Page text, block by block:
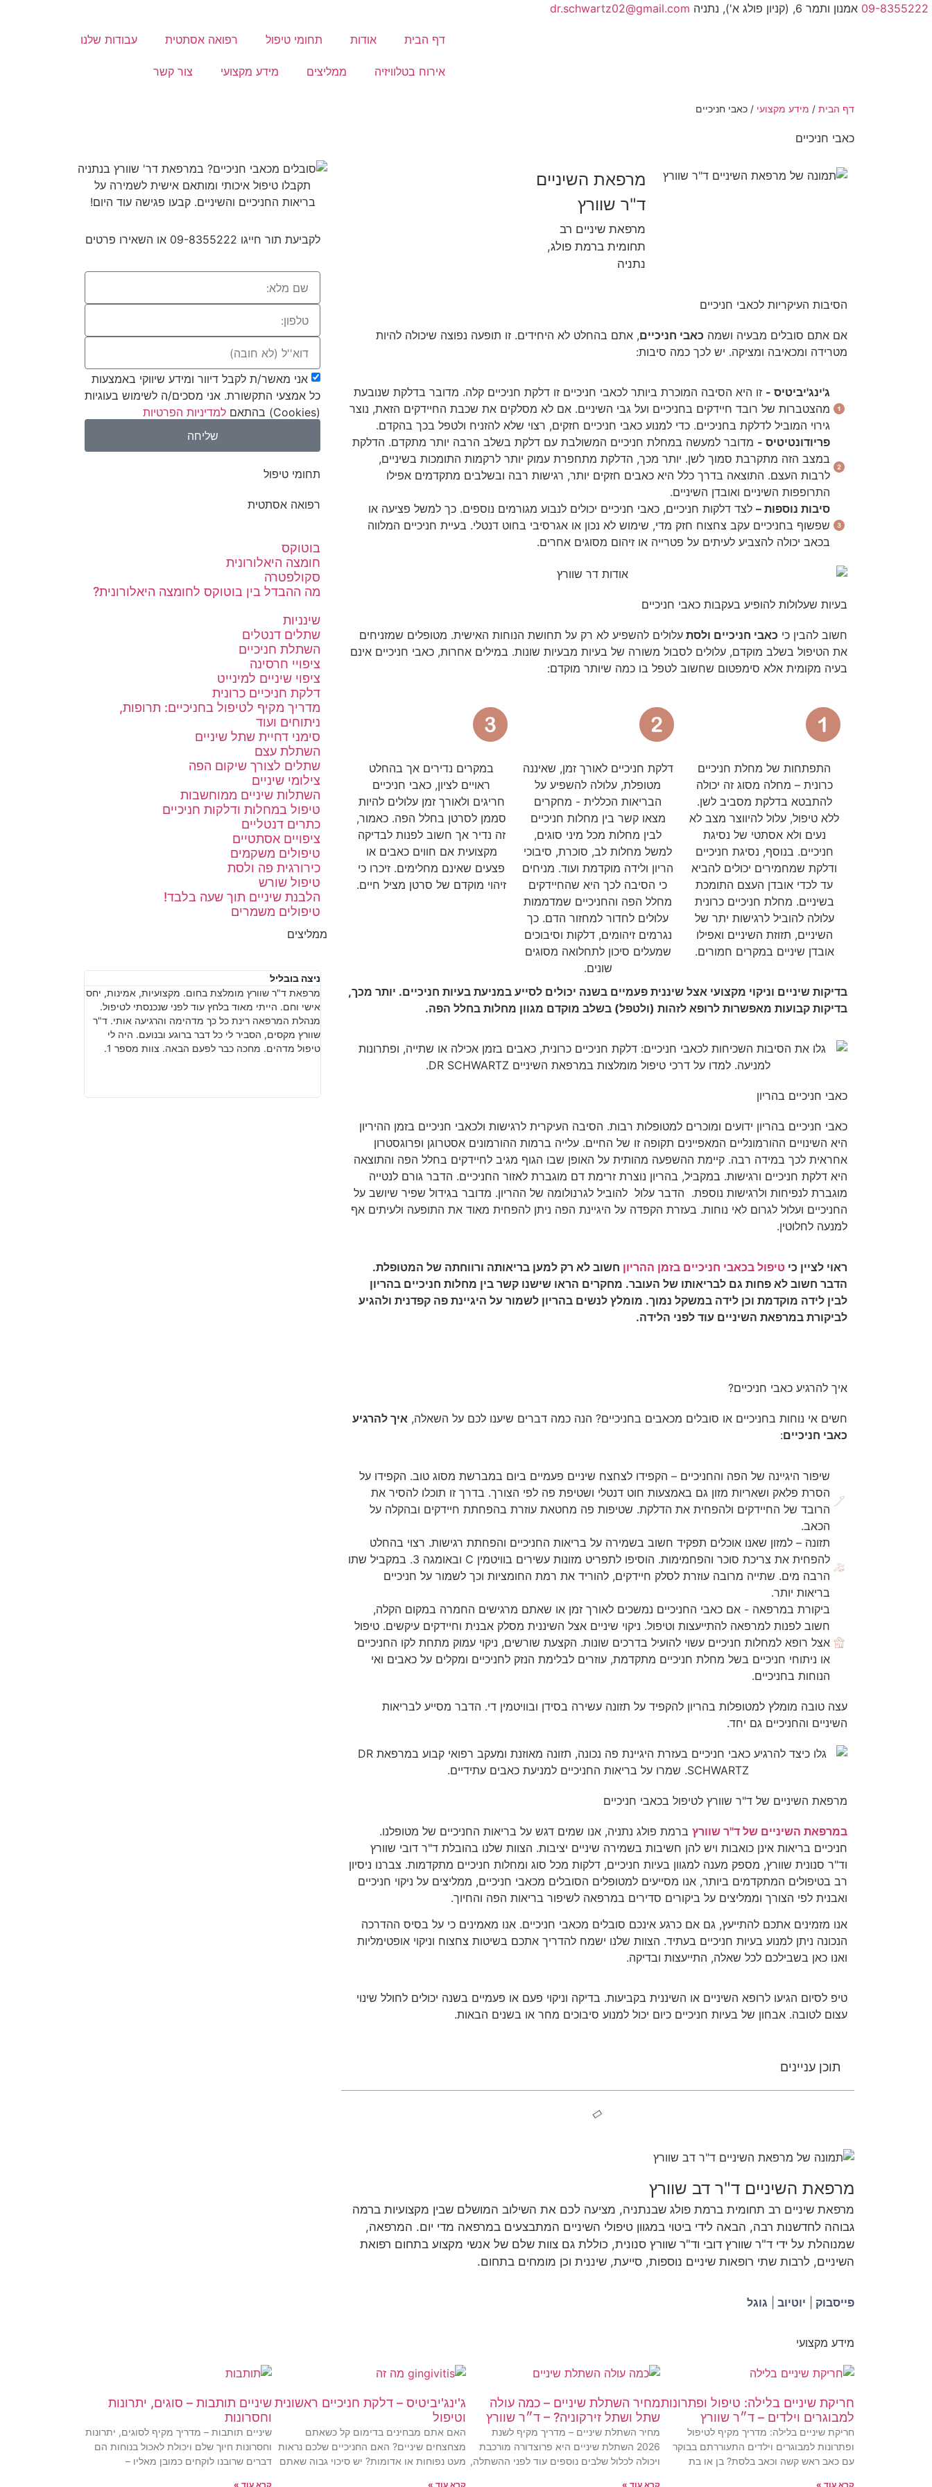
09-8355222 אמנון ותמר 6, (קניון פולג א'), נתניה dr.schwartz02@gmail.com
דף הבית אודות תחומי טיפול רפואה אסתטית עבודות שלנו
אירוח בטלוויזיה ממליצים מידע מקצועי צור קשר
דף הבית / מידע מקצועי / כאבי חניכיים
כאבי חניכיים
מרפאת השיניים
ד"ר שוורץ
מרפאת שיניים רב
תחומית ברמת פולג,
נתניה
הסיבות העיקריות לכאבי חניכיים
אם אתם סובלים מבעיה ושמה כאבי חניכיים, אתם בהחלט לא היחידים. זו תופעה נפוצה שיכולה להיות
מטרידה ומכאיבה ומציקה. יש לכך כמה סיבות:
ג'ינג'יביטיס - זו היא הסיבה המוכרת ביותר לכאבי חניכיים זו דלקת חניכיים קלה. מדובר בדלקת שנובעת
מהצטברות של רובד חיידקים בחניכיים ועל גבי השיניים. אם לא מסלקים את שכבת החיידקים הזאת, נוצר
גירוי המוביל לדלקת בחניכיים. כדי למנוע כאבי חניכיים חזקים, רצוי שלא להזניח ולטפל בכך בהקדם.
פריודונטיטיס - מדובר למעשה במחלת חניכיים המשולבת עם דלקת בשלב הרבה יותר מתקדם. הדלקת
במצב הזה מתקרבת סמוך לשן. יותר מכך, הדלקת מתחפרת עמוק יותר לרקמות התומכות בשיניים,
לרבות העצם. התוצאה בדרך כלל היא כאבים חזקים יותר, רגישות רבה ובשלבים מתקדמים אפילו
התרופפות השיניים ואובדן השיניים.
סיבות נוספות – לצד דלקות חניכיים, כאבי חניכיים יכולים לנבוע מגורמים נוספים. כך למשל פציעה או
שפשוף בחניכיים עקב צחצוח חזק מדי, שימוש לא נכון או אגרסיבי בחוט דנטלי. בעיית חניכיים המלווה
בכאב יכולה להצביע לעיתים על פטרייה או זיהום מסוגים אחרים.
בעיות שעלולות להופיע בעקבות כאבי חניכיים
חשוב להבין כי כאבי חניכיים ולסת עלולים להשפיע לא רק על תחושת הנוחות האישית. מטופלים שמזניחים
את הטיפול בשלב מוקדם, עלולים לסבול משורה של בעיות מבעיות שונות. במילים אחרות, כאבי חניכיים אינם
בעיה מקומית אלא סימפטום שחשוב לטפל בו כמה שיותר מוקדם:
התפתחות של מחלת חניכיים
כרונית – מחלה מסוג זה יכולה
להתבטא בדלקת מסביב לשן.
ללא טיפול, עלול להיווצר מצב לא
נעים ולא אסתטי של נסיגת
חניכיים. בנוסף, נסיגת חניכיים
ודלקת שמחמירים יכולים להביא
עד לכדי אובדן העצם התומכת
בשיניים. מחלת חניכיים כרונית
עלולה להוביל לרגישות יתר של
השיניים, תזוזת השיניים ואפילו
אובדן שיניים במקרים חמורים.
דלקת חניכיים לאורך זמן, שאיננה
מטופלת, עלולה להשפיע על
הבריאות הכללית - מחקרים
מצאו קשר בין מחלות חניכיים
לבין מחלות מכל מיני סוגים,
למשל מחלות לב, סוכרת, סיבוכי
הריון ולידה מוקדמת ועוד. מניחים
כי הסיבה לכך היא שהחיידקים
מחלל הפה והחניכיים שמדממות
עלולים לחדור למחזור הדם. כך
נגרמים זיהומים, דלקות וסיבוכים
שמעלים סיכון לתחלואה מסוגים
שונים.
במקרים נדירים אך בהחלט
ראויים לציון, כאבי חניכיים
חריגים ולאורך זמן עלולים להיות
סממן לסרטן בחלל הפה. כאמור,
זה נדיר אך חשוב לפנות לבדיקה
מקצועית אם חווים כאבים או
פצעים שאינם מחלימים. זיכרו כי
זיהוי מוקדם של סרטן מציל חיים.
בדיקות שיניים וניקוי מקצועי אצל שיננית פעמיים בשנה יכולים לסייע במניעת בעיות חניכיים. יותר מכך,
בדיקות קבועות מאפשרות לרופא לזהות (ולטפל) בשלב מוקדם מגוון מחלות בחלל הפה.
כאבי חניכיים בהריון
כאבי חניכיים בהריון ידועים ומוכרים למטופלות רבות. הסיבה העיקרית לרגישות ולכאבי חניכיים בזמן ההיריון
היא השינויים ההורמונליים המאפיינים תקופה זו של החיים. עלייה ברמות ההורמונים אסטרוגן ופרוגסטרון
אחראית לכך במידה רבה. קיימת ההשפעה מהותית על האופן שבו הגוף מגיב לחיידקים בחלל הפה והתוצאה
היא דלקת חניכיים ורגישות. במקביל, בהריון נוצרת זרימת דם מוגברת לאזור החניכיים. הדבר גורם לנטייה
מוגברת לנפיחות ולרגישות נוספת. הדבר עלול להוביל לגרנולומה של ההריון. מדובר בגידול שפיר שיושב על
החניכיים ועלול לגרום לאי נוחות. בעזרת הקפדה על היגיינת הפה ניתן להפחית מאוד את התופעה ולעיתים אף
למנעה לחלוטין.
ראוי לציין כי טיפול בכאבי חניכיים בזמן ההריון חשוב לא רק למען בריאותה ורווחתה של המטופלת.
הדבר חשוב לא פחות גם לבריאותו של העובר. מחקרים הראו שישנו קשר בין מחלות חניכיים בהריון
לבין לידה מוקדמת וכן לידה במשקל נמוך. מומלץ לנשים בהריון לשמור על היגיינת פה קפדנית ולהגיע
לביקורת במרפאת השיניים עוד לפני הלידה.
איך להרגיע כאבי חניכיים?
חשים אי נוחות בחניכיים או סובלים מכאבים בחניכיים? הנה כמה דברים שיענו לכם על השאלה, איך להרגיע
כאבי חניכיים:
שיפור היגיינה של הפה והחניכיים – הקפידו לצחצח שיניים פעמיים ביום במברשת מסוג טוב. הקפידו על
הסרת פלאק ושאריות מזון גם באמצעות חוט דנטלי ושטיפת פה לפי הצורך. בדרך זו תוכלו להסיר את
הרובד של החיידקים ולהפחית את הדלקת. שטיפות פה מחטאת עוזרת בהפחתת חיידקים ובהקלה על
הכאב.
תזונה – למזון שאנו אוכלים תפקיד חשוב בשמירה על בריאות החניכיים והפחתת רגישות. רצוי בהחלט
להפחית את צריכת סוכר והפחמימות. הוסיפו לתפריט מזונות עשירים בוויטמין C ובאומגה 3. במקביל שתו
הרבה מים. שתייה מרובה עוזרת לסלק חיידקים, להוריד את רמת החומציות וכך לשמור על חניכיים
בריאות יותר.
ביקורת במרפאה - אם כאבי החניכיים נמשכים לאורך זמן או שאתם מרגישים החמרה במקום הקלה,
חשוב לפנות למרפאה להתייעצות וטיפול. ניקוי שיניים אצל השיננית מסלק אבנית וחיידקים עיקשים. טיפול
אצל רופא למחלות חניכיים עשוי להועיל בדרכים שונות. הקצעת שורשים, ניקוי עמוק מתחת לקו החניכיים
או ניתוחי חניכיים בשל מחלת חניכיים מתקדמת, עוזרים לבלימת הנזק לחניכיים ומקלים על כאבים ואי
הנוחות בחניכיים.
עצה טובה מומלץ למטופלות בהריון להקפיד על תזונה עשירה בסידן ובוויטמין די. הדבר מסייע לבריאות
השיניים והחניכיים גם יחד.
מרפאת השיניים של ד"ר שוורץ לטיפול בכאבי חניכיים
במרפאת השיניים של ד"ר שוורץ ברמת פולג נתניה, אנו שמים דגש על בריאות החניכיים של מטופלנו.
חניכיים בריאות אינן כואבות ויש להן חשיבות בשמירה שיניים יציבות. הצוות שלנו בהובלת ד"ר דובי שוורץ
וד"ר סנונית שוורץ, מספק מענה למגוון בעיות חניכיים, דלקות מכל סוג ומחלות חניכיים מתקדמות. צברנו ניסיון
רב בטיפולים המתקדמים ביותר, אנו מסייעים למטופלים הסובלים מכאבי חניכיים, ממליצים על ניקוי חניכיים
ואבנית לפי הצורך וממליצים על ביקורים סדירים במרפאה לשיפור בריאות הפה והחיוך.
אנו מזמינים אתכם להתייעץ, גם אם כרגע אינכם סובלים מכאבי חניכיים. אנו מאמינים כי על בסיס ההדרכה
הנכונה ניתן למנוע בעיות חניכיים בעתיד. הצוות שלנו ישמח להדריך אתכם בשיטות צחצוח וניקוי אופטימליות
ואנו כאן בשבילכם לכל שאלה, התייעצות ובדיקה.
טיפ לסיום הגיעו לרופא השיניים או השיננית בקביעות. בדיקה וניקוי פעם או פעמיים בשנה יכולים לחולל שינוי
עצום לטובה. אבחון של בעיות חניכיים כיום יכול למנוע סיבוכים מחר או בשנים הבאות.
תוכן עניינים
מרפאת השיניים ד"ר דב שוורץ
מרפאת שיניים רב תחומית ברמת פולג שבנתניה, מציעה לכם את השילוב המושלם שבין מקצועיות ברמה
גבוהה לחדשנות רבה, הבאה לידי ביטוי במגוון טיפולי השיניים המתבצעים במרפאה מדי יום. המרפאה,
שמנוהלת על ידי ד"ר שוורץ דובי וד"ר שוורץ סנונית, כוללת גם צוות שלם של אנשי מקצוע בתחום רפואת
השיניים, לרבות שתי רופאות שיניים נוספות, סייעת, שיננית וכן מומחים בתחום.
פייסבוק יוטיוב גוגל
לקביעת תור חייגו 09-8355222 או השאירו פרטים
אני מאשר/ת לקבל דיוור ומידע שיווקי באמצעות
כל אמצעי התקשורת. אני מסכים/ה לשימוש בעוגיות
(Cookies) בהתאם
למדיניות הפרטיות
שליחה
תחומי טיפול
רפואה אסתטית
בוטוקס
חומצה היאלורונית
סקולפטרה
מה ההבדל בין בוטוקס לחומצה היאלורונית?
שינניות
שתלים דנטלים
השתלת חניכיים
ציפויי חרסינה
ציפוי שיניים למינייט
דלקת חניכיים כרונית
מדריך מקיף לטיפול בחניכיים: תרופות,
ניתוחים ועוד
סימני דחיית שתל שיניים
השתלת עצם
שתלים לצורך שיקום הפה
צילומי שיניים
השתלות שיניים ממוחשבות
טיפול במחלות ודלקות חניכיים
כתרים דנטליים
ציפויים אסתטיים
טיפולים משקמים
כירורגית פה ולסת
טיפול שורש
הלבנת שיניים תוך שעה בלבד!
טיפולים משמרים
ממליצים
ניצה בובליל
מרפאת ד"ר שוורץ מומלצת בחום. מקצועיות, אמינות, יחס
אישי וחם. הייתי מאוד בלחץ עוד לפני שנכנסתי לטיפול.
מנהלת המרפאה רינת כל כך מדהימה והרגיעה אותי. ד"ר
שוורץ מקסים, הסביר לי כל דבר ברוגע ובנועם. היה לי
טיפול מדהים. מחכה כבר לפעם הבאה. צוות מספר 1.
מידע מקצועי
חריקת שיניים בלילה: טיפול ופתרונות
למבוגרים וילדים – ד״ר שוורץ
חריקת שיניים בלילה: מדריך מקיף לטיפול
ופתרונות למבוגרים וילדים התעוררתם בבוקר
עם כאב ראש קשה וכאב בלסת? בן או בת
קרא עוד »
מחיר השתלת שיניים – כמה עולה
שתל ושתל זירקוניה? – ד״ר שוורץ
מחיר השתלת שיניים – מדריך מקיף לשנת
2026 השתלת שיניים היא פרוצדורה מורכבת
ויכולה לכלול שלבים נוספים עוד לפני ההשתלה,
קרא עוד »
ג'ינג'יביטיס – דלקת חניכיים ראשונית
וטיפול
האם אתם מבחינים בדימום קל כשאתם
מצחצחים שיניים? האם החניכיים שלכם נראות
מעט נפוחות או אדומות? יש סיכוי גבוה שאתם
קרא עוד »
שיניים תותבות – סוגים, יתרונות
וחסרונות
שיניים תותבות – מדריך מקיף לסוגים, יתרונות
וחסרונות חיוך שלם ויכולת לאכול בנוחות הם
דברים שרובנו לוקחים כמובן מאליו –
קרא עוד »